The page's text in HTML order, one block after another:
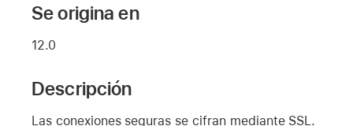
Se origina en
12.0
Descripción
Las conexiones seguras se cifran mediante SSL.